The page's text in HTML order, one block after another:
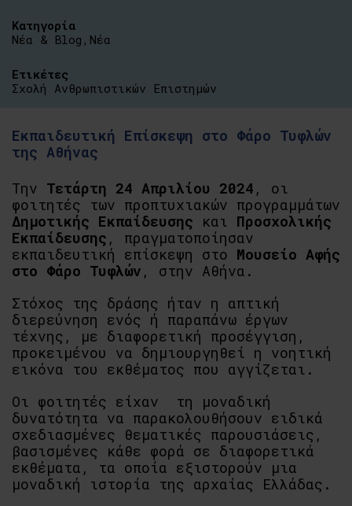
Εκπαιδευτική Επίσκεψη στο Φάρο Τυφλών
της Αθήνας
Την Τετάρτη 24 Απριλίου 2024 , οι
φοιτητές των προπτυχιακών προγραμμάτων
Δημοτικής Εκπαίδευσης και Προσχολικής
Εκπαίδευσης , πραγματοποίησαν
εκπαιδευτική επίσκεψη στο Μουσείο Αφής
στο Φάρο Τυφλών , στην Αθήνα.
Στόχος της δράσης ήταν η απτική
διερεύνηση ενός ή παραπάνω έργων
τέχνης, με διαφορετική προσέγγιση,
προκειμένου να δημιουργηθεί η νοητική
εικόνα του εκθέματος που αγγίζεται.
Οι φοιτητές είχαν τη μοναδική
δυνατότητα να παρακολουθήσουν ειδικά
σχεδιασμένες θεματικές παρουσιάσεις,
βασισμένες κάθε φορά σε διαφορετικά
εκθέματα, τα οποία εξιστορούν μια
μοναδική ιστορία της αρχαίας Ελλάδας.
Κατηγορία
Νέα & Blog , Νέα
Ετικέτες
Σχολή Ανθρωπιστικών Επιστημών